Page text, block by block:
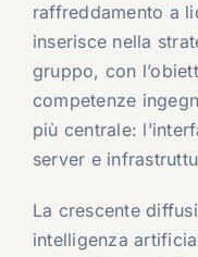
raffreddamento a
inserisce nella
gruppo, con
competenze
più centrale:
server e
La crescente
intelligenza